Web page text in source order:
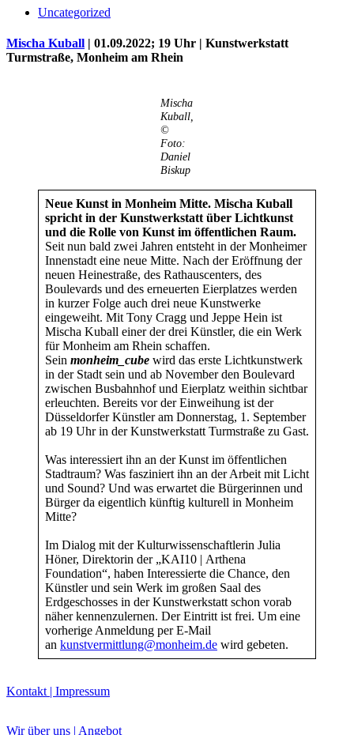
Uli Rothfuss
Buchtipps von Prof. Uli Rothfuss
Harald Schwiers
Buchbesprechungen von Harald Schwiers
Haralds Streifzüge
Hörtipps von Harald Schwiers
Marc Peschke – Out of The Länd
Uncategorized
Mischa Kuball | 01.09.2022; 19 Uhr | Kunstwerkstatt
Turmstraße, Monheim am Rhein
Mischa
Kuball,
©
Foto:
Daniel
Biskup
Neue Kunst in Monheim Mitte. Mischa Kuball
spricht in der Kunstwerkstatt über Lichtkunst
und die Rolle von Kunst im öffentlichen Raum.
Seit nun bald zwei Jahren entsteht in der Monheimer
Innenstadt eine neue Mitte. Nach der Eröffnung der
neuen Heinestraße, des Rathauscenters, des
Boulevards und des erneuerten Eierplatzes werden
in kurzer Folge auch drei neue Kunstwerke
eingeweiht. Mit Tony Cragg und Jeppe Hein ist
Mischa Kuball einer der drei Künstler, die ein Werk
für Monheim am Rhein schaffen.
Sein monheim_cube wird das erste Lichtkunstwerk
in der Stadt sein und ab November den Boulevard
zwischen Busbahnhof und Eierplatz weithin sichtbar
erleuchten. Bereits vor der Einweihung ist der
Düsseldorfer Künstler am Donnerstag, 1. September
ab 19 Uhr in der Kunstwerkstatt Turmstraße zu Gast.
Was interessiert ihn an der Kunst im öffentlichen
Stadtraum? Was fasziniert ihn an der Arbeit mit Licht
und Sound? Und was erwartet die Bürgerinnen und
Bürger da eigentlich künftig kulturell in Monheim
Mitte?
Im Dialog mit der Kulturwissenschaftlerin Julia
Höner, Direktorin der „KAI10 | Arthena
Foundation“, haben Interessierte die Chance, den
Künstler und sein Werk im großen Saal des
Erdgeschosses in der Kunstwerkstatt schon vorab
näher kennenzulernen. Der Eintritt ist frei. Um eine
vorherige Anmeldung per E-Mail
an kunstvermittlung@monheim.de wird gebeten.
Kontakt | Impressum
Wir über uns | Angebot